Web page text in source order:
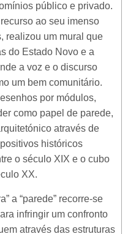
público e privado.
ao seu imenso
realizou um mural que
do Estado Novo e a
a voz e o discurso
um bem comunitário.
por módulos,
como papel de parede,
através de
históricos
o século XIX e o cubo
XX.
a “parede” recorre-se
infringir um confronto
através das estruturas